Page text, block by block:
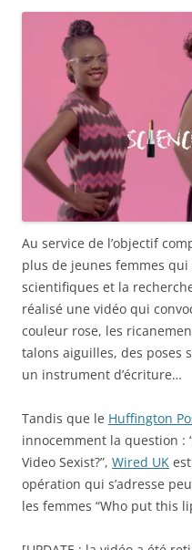
Au service de l’objectif
plus de jeunes femmes qui
scientifiques et la
réalisé une vidéo qui
couleur rose, les
talons aiguilles, des poses
un instrument d’écriture…
Tandis que le Huffington
innocemment la question :
Video Sexist?”, Wired UK
opération qui s’adresse
les femmes “Who put this